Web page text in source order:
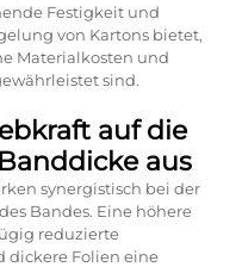
Festigkeit und
von Kartons bietet,
Materialkosten und
sind.
auf die
aus
synergistisch bei der
Bandes. Eine höhere
reduzierte
dickere Folien eine